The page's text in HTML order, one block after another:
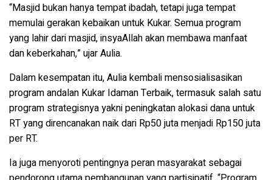
“Masjid bukan hanya tempat ibadah, tetapi juga tempat
memulai gerakan kebaikan untuk Kukar. Semua program
yang lahir dari masjid, insyaAllah akan membawa manfaat
dan keberkahan,” ujar Aulia.
Dalam kesempatan itu, Aulia kembali mensosialisasikan
program andalan Kukar Idaman Terbaik, termasuk salah satu
program strategisnya yakni peningkatan alokasi dana untuk
RT yang direncanakan naik dari Rp50 juta menjadi Rp150 juta
per RT.
Ia juga menyoroti pentingnya peran masyarakat sebagai